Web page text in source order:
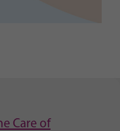
Care of